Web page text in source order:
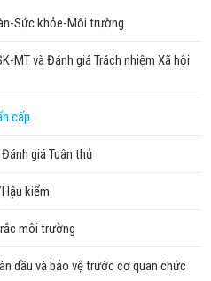
Sức khỏe-Môi trường
MT và Đánh giá Trách nhiệm Xã hội
cấp
giá Tuân thủ
kiểm
môi trường
dầu và bảo vệ trước cơ quan chức